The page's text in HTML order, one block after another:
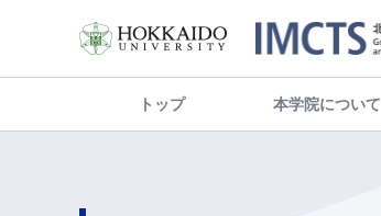
トップ 本学院について